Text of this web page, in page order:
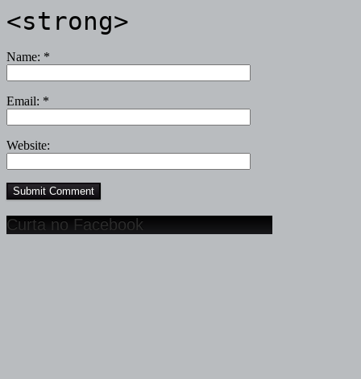
<strong>
Name: *
Email: *
Website:
Curta no Facebook